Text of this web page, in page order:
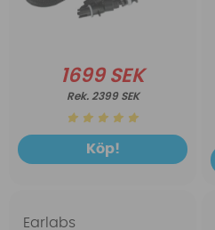
1699 SEK
2399 SEK
Köp!
Earlabs